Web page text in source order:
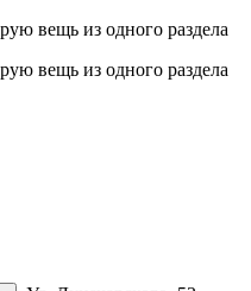
вещь из одного раздела
вещь из одного раздела